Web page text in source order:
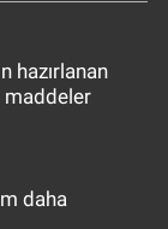
hazırlanan
daha